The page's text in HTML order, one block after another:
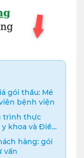
gói thầu: Mé
bệnh viện
trình thực
khoa và Điều
hàng: gói
vấn